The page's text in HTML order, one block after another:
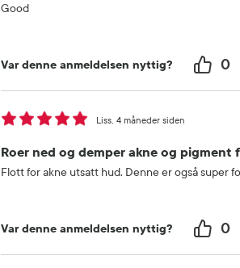
Good
Var denne anmeldelsen nyttig? 0
Roer ned og demper akne og pigment
4 måneder siden
Liss
Flott for akne utsatt hud. Denne er også super
Var denne anmeldelsen nyttig? 0